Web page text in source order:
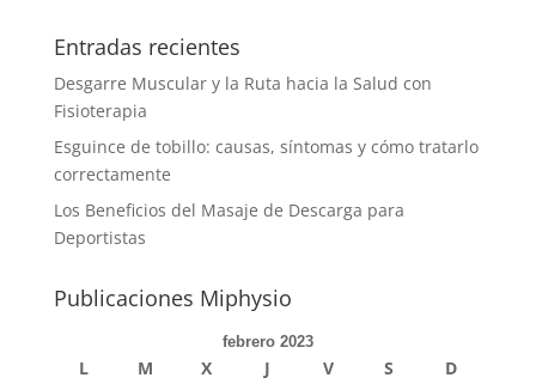
Entradas recientes
Desgarre Muscular y la Ruta hacia la Salud con
Fisioterapia
Esguince de tobillo: causas, síntomas y cómo tratarlo
correctamente
Los Beneficios del Masaje de Descarga para
Deportistas
Publicaciones Miphysio
febrero 2023
L M X J V S
D